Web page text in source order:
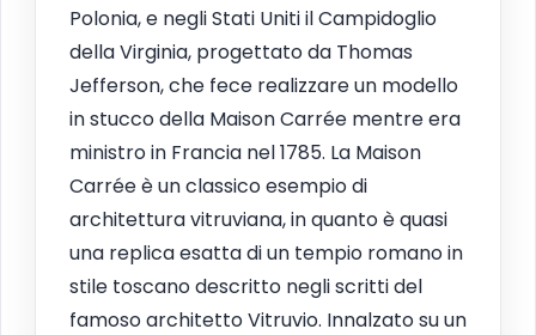
Polonia, e negli Stati Uniti il Campidoglio
della Virginia, progettato da Thomas
Jefferson, che fece realizzare un modello
in stucco della Maison Carrée mentre era
ministro in Francia nel 1785. La Maison
Carrée è un classico esempio di
architettura vitruviana, in quanto è quasi
una replica esatta di un tempio romano in
stile toscano descritto negli scritti del
famoso architetto Vitruvio. Innalzato su un